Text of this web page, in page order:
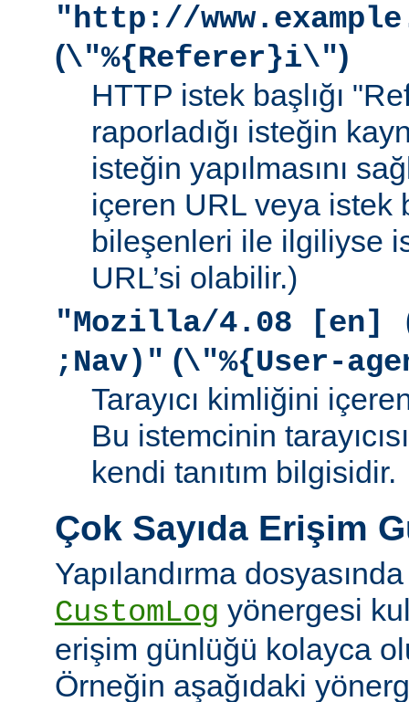
"http://
(\"%{Referer}i\")
HTTP istek başlığı
raporladığı isteğin
isteğin yapılmasını
içeren URL veya istek
bileşenleri ile ilgiliyse
URL’si olabilir.)
"Mozilla/4.08 [en]
;Nav)" (\"%{User-
Tarayıcı kimliğini
Bu istemcinin
kendi tanıtım bilgisidir.
Çok Sayıda Erişim
Yapılandırma
CustomLog yönergesi
erişim günlüğü kolayca
Örneğin aşağıdaki